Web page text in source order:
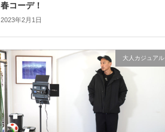
春コーデ！
2023年2月1日
大人カジュアル